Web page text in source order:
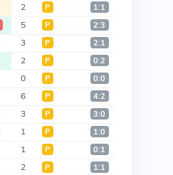
2 Р 1:1
5 Р 2:3
3 Р 2:1
2 Р 0:2
0 Р 0:0
6 Р 4:2
3 Р 3:0
1 Р 1:0
1 Р 0:1
2 Р 1:1